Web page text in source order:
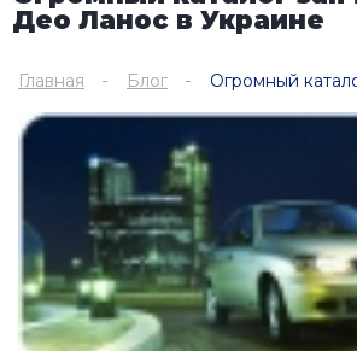
Део Ланос в Украине
Главная Блог Огромный